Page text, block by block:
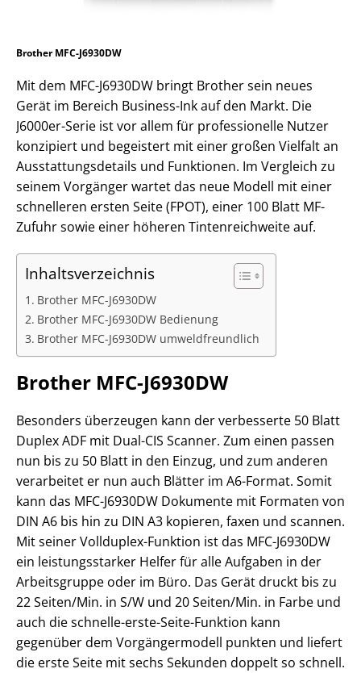
Brother MFC-J6930DW
Mit dem MFC-J6930DW bringt Brother sein neues
Gerät im Bereich Business-Ink auf den Markt. Die
J6000er-Serie ist vor allem für professionelle Nutzer
konzipiert und begeistert mit einer großen Vielfalt an
Ausstattungsdetails und Funktionen. Im Vergleich zu
seinem Vorgänger wartet das neue Modell mit einer
schnelleren ersten Seite (FPOT), einer 100 Blatt MF-
Zufuhr sowie einer höheren Tintenreichweite auf.
Inhaltsverzeichnis
Brother MFC-J6930DW
Brother MFC-J6930DW Bedienung
Brother MFC-J6930DW umweldfreundlich
Brother MFC-J6930DW
Besonders überzeugen kann der verbesserte 50 Blatt
Duplex ADF mit Dual-CIS Scanner. Zum einen passen
nun bis zu 50 Blatt in den Einzug, und zum anderen
verarbeitet er nun auch Blätter im A6-Format. Somit
kann das MFC-J6930DW Dokumente mit Formaten von
DIN A6 bis hin zu DIN A3 kopieren, faxen und scannen.
Mit seiner Vollduplex-Funktion ist das MFC-J6930DW
ein leistungsstarker Helfer für alle Aufgaben in der
Arbeitsgruppe oder im Büro. Das Gerät druckt bis zu
22 Seiten/Min. in S/W und 20 Seiten/Min. in Farbe und
auch die schnelle-erste-Seite-Funktion kann
gegenüber dem Vorgängermodell punkten und liefert
die erste Seite mit sechs Sekunden doppelt so schnell.